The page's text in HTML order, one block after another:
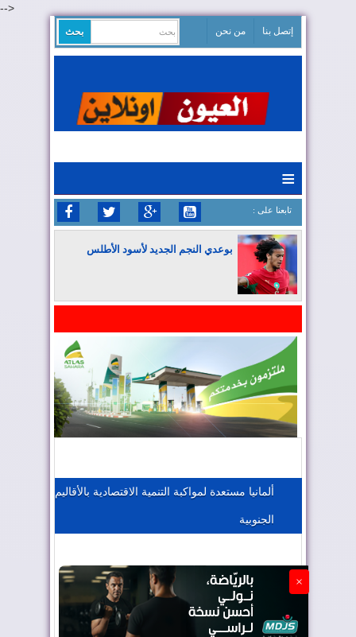
-->
إتصل بنا من نحن
≡
: تابعنا على
بوعدي النجم الجديد لأسود الأطلس
المغرب يعزز موقعه في صناعة الطيران
الجزائر تستسلم لفرنسا
ألمانيا مستعدة لمواكبة التنمية الاقتصادية بالأقاليم
الجنوبية
×